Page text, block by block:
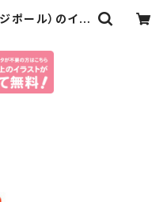
ポール）のイラ